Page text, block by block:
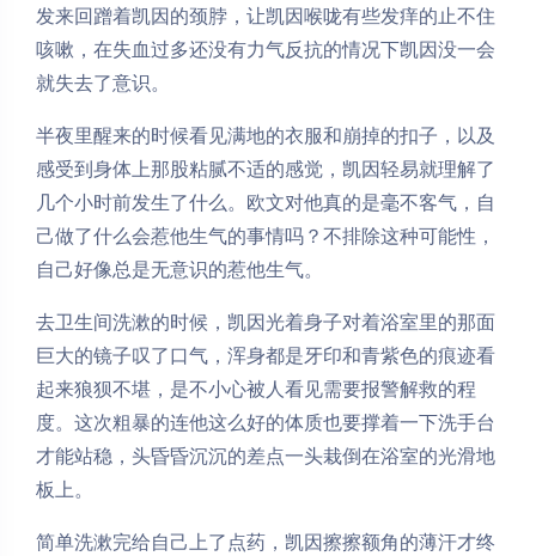
发来回蹭着凯因的颈脖，让凯因喉咙有些发痒的止不住
咳嗽，在失血过多还没有力气反抗的情况下凯因没一会
就失去了意识。
半夜里醒来的时候看见满地的衣服和崩掉的扣子，以及
感受到身体上那股粘腻不适的感觉，凯因轻易就理解了
几个小时前发生了什么。欧文对他真的是毫不客气，自
己做了什么会惹他生气的事情吗？不排除这种可能性，
自己好像总是无意识的惹他生气。
去卫生间洗漱的时候，凯因光着身子对着浴室里的那面
巨大的镜子叹了口气，浑身都是牙印和青紫色的痕迹看
起来狼狈不堪，是不小心被人看见需要报警解救的程
度。这次粗暴的连他这么好的体质也要撑着一下洗手台
才能站稳，头昏昏沉沉的差点一头栽倒在浴室的光滑地
板上。
简单洗漱完给自己上了点药，凯因擦擦额角的薄汗才终